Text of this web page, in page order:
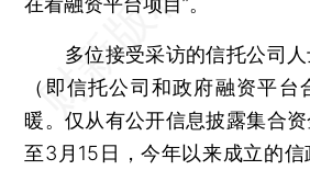
多位接受采访的信托公司人
（即信托公司和政府融资平台
暖。仅从有公开信息披露集合
至3月15日，今年以来成立的